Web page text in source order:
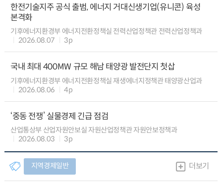
한전기술지주 공식 출범, 에너지 거대신생기업(유니콘) 육성
본격화
기후에너지환경부 에너지전환정책실 전력산업정책관 전력산업정책과
2026.08.07
3p
국내 최대 400MW 규모 해남 태양광 발전단지 첫삽
기후에너지환경부 에너지전환정책실 재생에너지정책관 태양광산업과
2026.08.06
4p
‘중동 전쟁’ 실물경제 긴급 점검
산업통상부 산업자원안보실 자원산업정책관 자원안보정책과
2026.08.03
3p
지역경제일반 더보기